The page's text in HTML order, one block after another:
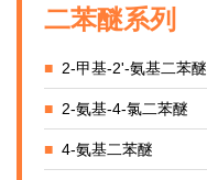
二苯醚系列
■ 2-甲基-2'-氨基二苯醚
■ 2-氨基-4-氯二苯醚
■4-氨基二苯醚